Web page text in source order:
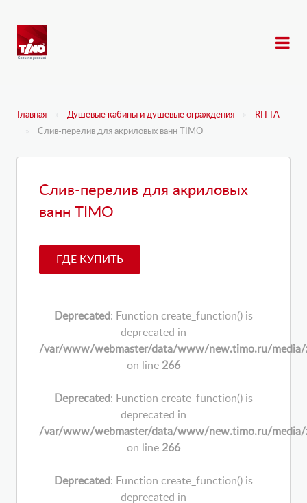
Главная Душевые кабины и душевые ограждения
RITTA
Слив-перелив для акриловых ванн TIMO
Слив-перелив для акриловых
ванн TIMO
ГДЕ КУПИТЬ
Deprecated: Function create_function() is
deprecated in
/var/www/webmaster/data/www/new.timo.ru/media/
on line 266
Deprecated: Function create_function() is
deprecated in
/var/www/webmaster/data/www/new.timo.ru/media/
on line 266
Deprecated: Function create_function() is
deprecated in